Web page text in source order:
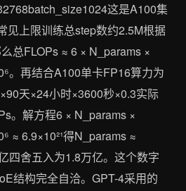
这是A100集
见上限训练总step数约2.5M根据
总FLOPs ≈ 6 × N_params ×
。再结合A100单卡FP16算力为
天×24小时×3600秒×0.3实际
。解方程6 × N_params ×
≈ 6.9×10²¹得N_params ≈
四舍五入为1.8万亿。这个数字
结构完全自洽。GPT-4采用的